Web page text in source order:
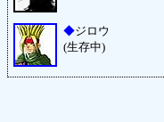
◆ジロウ
(生存中)